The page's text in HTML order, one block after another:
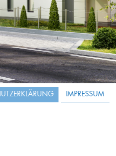
IMPRESSUM